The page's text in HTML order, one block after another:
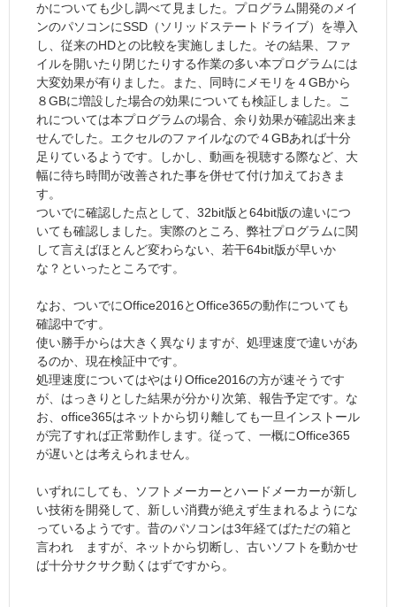
かについても少し調べて見ました。プログラム開発のメイ
ンのパソコンにSSD（ソリッドステートドライブ）を導入
し、従来のHDとの比較を実施しました。その結果、ファ
イルを開いたり閉じたりする作業の多い本プログラムには
大変効果が有りました。また、同時にメモリを４GBから
８GBに増設した場合の効果についても検証しました。こ
れについては本プログラムの場合、余り効果が確認出来ま
せんでした。エクセルのファイルなので４GBあれば十分
足りているようです。しかし、動画を視聴する際など、大
幅に待ち時間が改善された事を併せて付け加えておきま
す。
ついでに確認した点として、32bit版と64bit版の違いにつ
いても確認しました。実際のところ、弊社プログラムに関
して言えばほとんど変わらない、若干64bit版が早いか
な？といったところです。
なお、ついでにOffice2016とOffice365の動作についても
確認中です。
使い勝手からは大きく異なりますが、処理速度で違いがあ
るのか、現在検証中です。
処理速度についてはやはりOffice2016の方が速そうです
が、はっきりとした結果が分かり次第、報告予定です。な
お、office365はネットから切り離しても一旦インストール
が完了すれば正常動作します。従って、一概にOffice365
が遅いとは考えられません。
いずれにしても、ソフトメーカーとハードメーカーが新し
い技術を開発して、新しい消費が絶えず生まれるようにな
っているようです。昔のパソコンは3年経てばただの箱と
言われ ますが、ネットから切断し、古いソフトを動かせ
ば十分サクサク動くはずですから。